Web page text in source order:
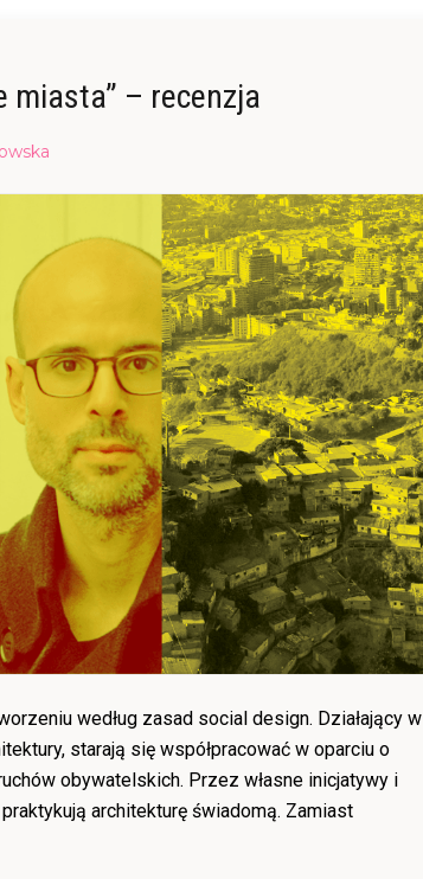
miasta” – recenzja
według zasad social design. Działający w
starają się współpracować w oparciu o
obywatelskich. Przez własne inicjatywy i
architekturę świadomą. Zamiast